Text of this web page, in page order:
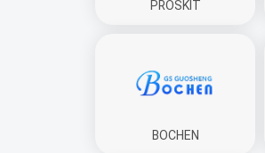
PROSKIT
BOCHEN